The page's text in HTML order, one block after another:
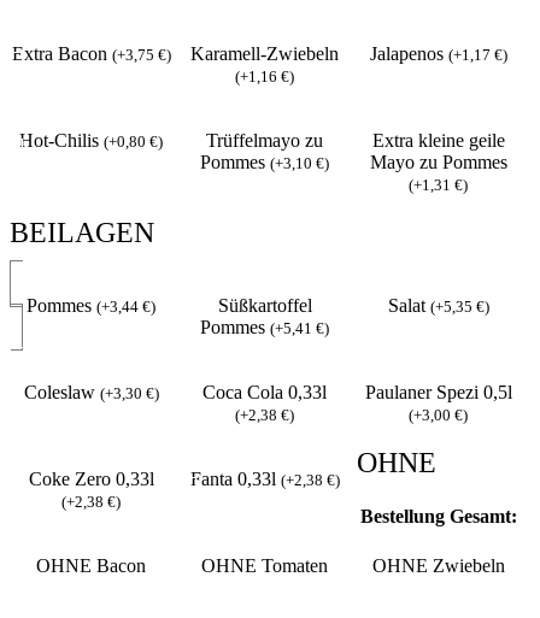
Extra Bacon (+3,75 €) Karamell-Zwiebeln
(+1,16€)
Jalapenos (+1,17 €)
Hot-Chilis(+0,80€)
Trüffelmayo zu
Pommes(+3,10€)
Extra kleine geile
Mayo zu Pommes
(+1,31€)
BEILAGEN
Pommes(+3,44€)
Süßkartoffel
Pommes(+5,41€)
Salat (+5,35 €)
Coleslaw (+3,30 €) Coca Cola 0,33l
(+2,38€)
Paulaner Spezi 0,5l
(+3,00€)
Coke Zero 0,33l
(+2,38€)
Fanta 0,33l (+2,38 €)
OHNE
OHNE Bacon OHNE Tomaten OHNE Zwiebeln
Bestellung Gesamt: